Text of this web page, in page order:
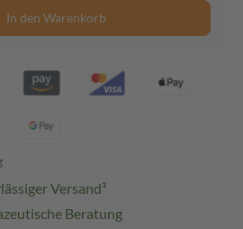
In den Warenkorb
Versand³
Beratung